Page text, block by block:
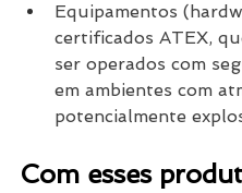
Equipamentos
certificados ATEX,
ser operados com
em ambientes com
potencialmente
Com esses